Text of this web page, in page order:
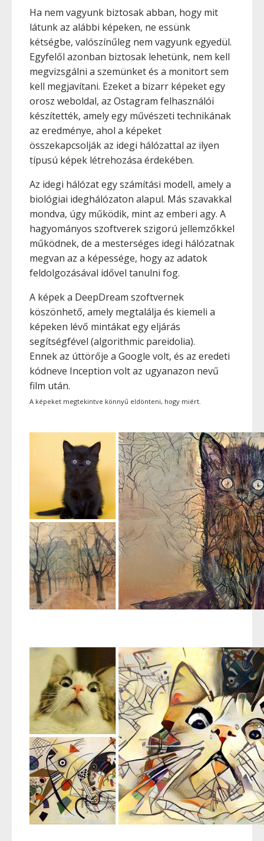
Ha nem vagyunk biztosak abban, hogy mit
látunk az alábbi képeken, ne essünk
kétségbe, valószínűleg nem vagyunk egyedül.
Egyfelől azonban biztosak lehetünk, nem kell
megvizsgálni a szemünket és a monitort sem
kell megjavítani. Ezeket a bizarr képeket egy
orosz weboldal, az Ostagram felhasználói
készítették, amely egy művészeti technikának
az eredménye, ahol a képeket
összekapcsolják az idegi hálózattal az ilyen
típusú képek létrehozása érdekében.
Az idegi hálózat egy számítási modell, amely a
biológiai ideghálózaton alapul. Más szavakkal
mondva, úgy működik, mint az emberi agy. A
hagyományos szoftverek szigorú jellemzőkkel
működnek, de a mesterséges idegi hálózatnak
megvan az a képessége, hogy az adatok
feldolgozásával idővel tanulni fog.
A képek a DeepDream szoftvernek
köszönhető, amely megtalálja és kiemeli a
képeken lévő mintákat egy eljárás
segítségfével (algorithmic pareidolia).
Ennek az úttörője a Google volt, és az eredeti
kódneve Inception volt az ugyanazon nevű
film után.
A képeket megtekintve könnyű eldönteni, hogy miért.